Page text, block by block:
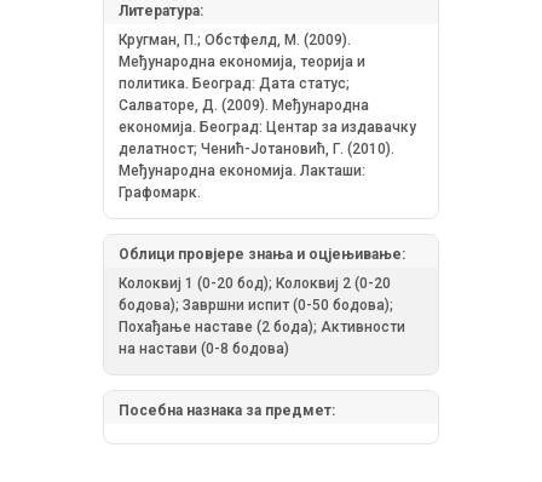
Литература:
Кругман, П.; Обстфелд, М. (2009).
Међународна економија, теорија и
политика. Београд: Дата статус;
Салваторе, Д. (2009). Међународна
економија. Београд: Центар за издавачку
делатност; Ченић-Јотановић, Г. (2010).
Међународна економија. Лакташи:
Графомарк.
Облици провјере знања и оцјењивање:
Колоквиј 1 (0-20 бод); Колоквиј 2 (0-20
бодова); Завршни испит (0-50 бодова);
Похађање наставе (2 бода); Активности
на настави (0-8 бодова)
Посебна назнака за предмет: